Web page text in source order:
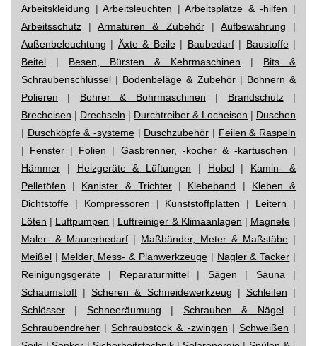
Arbeitskleidung |Arbeitsleuchten |Arbeitsplätze & -hilfen |
Arbeitsschutz |Armaturen & Zubehör| Aufbewahrung |
Außenbeleuchtung | Äxte & Beile| Baubedarf| Baustoffe|
Beitel | Besen, Bürsten & Kehrmaschinen | Bits &
Schraubenschlüssel | Bodenbeläge & Zubehör| Bohnern &
Polieren | Bohrer & Bohrmaschinen | Brandschutz|
Brecheisen | Drechseln | Durchtreiber & Locheisen | Duschen
| Duschköpfe & -systeme | Duschzubehör | Feilen & Raspeln
| Fenster | Folien | Gasbrenner, -kocher & -kartuschen |
Hämmer | Heizgeräte & Lüftungen | Hobel| Kamin- &
Pelletöfen | Kanister & Trichter| Klebeband | Kleben &
Dichtstoffe | Kompressoren | Kunststoffplatten | Leitern |
Löten | Luftpumpen | Luftreiniger & Klimaanlagen | Magnete|
Maler- & Maurerbedarf | Maßbänder, Meter & Maßstäbe |
Meißel | Melder, Mess- & Planwerkzeuge | Nagler & Tacker |
Reinigungsgeräte | Reparaturmittel| Sägen | Sauna |
Schaumstoff |Scheren & Schneidewerkzeug | Schleifen |
Schlösser | Schneeräumung | Schrauben & Nägel|
Schraubendreher |Schraubstock & -zwingen | Schweißen |